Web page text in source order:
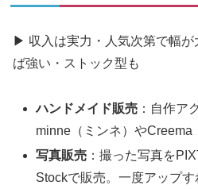
▶ 収入は実力・人気次第で幅
ば強い・ストック型も
ハンドメイド販売 ：自作ア
minne（ミンネ）やCreema
写真販売 ：撮った写真を
Stockで販売。一度アップ